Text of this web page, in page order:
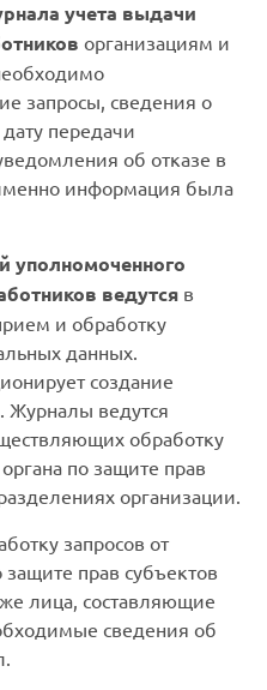
учета выдачи
организациям и
запросы, сведения о
передачи
об отказе в
информация была
уполномоченного
ведутся в
и обработку
данных.
создание
Журналы ведутся
обработку
по защите прав
организации.
запросов от
прав субъектов
лица, составляющие
сведения об